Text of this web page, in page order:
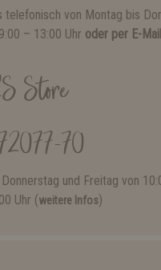
telefonisch von Montag bis
– 13:00 Uhr oder per E-
Store
70
Donnerstag und Freitag von
Uhr (weitere Infos)